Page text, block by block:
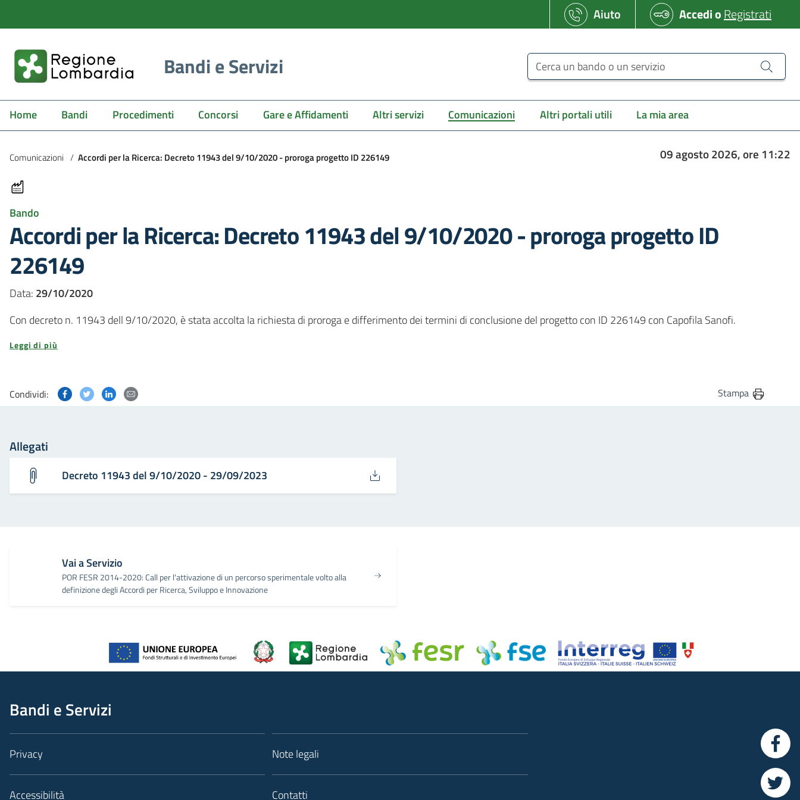
Aiuto AccedioRegistrati
Bandi e Servizi Cerca un bando o un servizio
Home Bandi Procedimenti Concorsi Gare e Affidamenti Altri servizi Comunicazioni Altri portali utili La mia area
Comunicazioni / Accordi per la Ricerca: Decreto 11943 del 9/10/2020 - proroga progetto ID 226149 09 agosto 2026, ore 11:22
Bando
Accordi per la Ricerca: Decreto 11943 del 9/10/2020 - proroga progetto ID
226149
Data: 29/10/2020
Con decreto n. 11943 dell 9/10/2020, è stata accolta la richiesta di proroga e differimento dei termini di conclusione del progetto con ID 226149 con Capofila Sanofi.
Leggi di più
Condividi: Condividi questa pagina su Facebook
Condividi questa pagina su Twitter
Condividi questa pagina su Linkedin Stampa
Allegati
Decreto 11943 del 9/10/2020 - 29/09/2023
Vai a Servizio
POR FESR 2014-2020: Call per l'attivazione di un percorso sperimentale volto alla
definizione degli Accordi per Ricerca, Sviluppo e Innovazione
Bandi e Servizi
Privacy
Accessibilità
Note legali
Contatti